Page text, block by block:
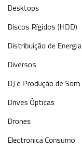
Desktops
Discos Rígidos (HDD)
Distribuição de Energia
Diversos
DJ e Produção de Som
Drives Ópticas
Drones
Electronica Consumo